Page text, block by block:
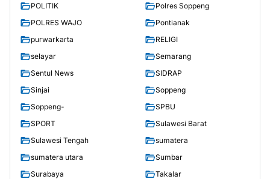
POLITIK
Polres Soppeng
POLRES WAJO
Pontianak
purwarkarta
RELIGI
selayar
Semarang
Sentul News
SIDRAP
Sinjai
Soppeng
Soppeng-
SPBU
SPORT
Sulawesi Barat
Sulawesi Tengah
sumatera
sumatera utara
Sumbar
Surabaya
Takalar